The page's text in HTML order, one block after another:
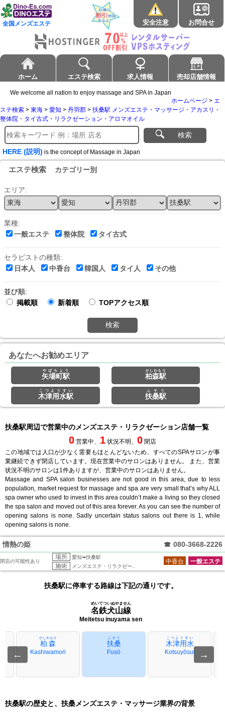
全国メンズエステ 安全注意 お問合せ
ホーム エステ検索 求人情報 売却店舗情報
We welcome all nation to enjoy massage and SPA in Japan
ホームページ > エ
ステ検索 > 東海 > 愛知 > 丹羽郡 > 扶桑駅 メンズエステ・マッサージ・アカスリ・
整体院・タイ古式・リラクゼーション・アロマオイル
検索
HERE (説明) is the concept of Massage in Japan
エステ検索 カテゴリー別
エリア:
業種:
一般エステ
整体院 タイ古式
セラピストの種類:
日本人
中香台 韓国人 タイ人 その他
並び順:
掲載順
新着順 TOPアクセス順
検索
あなたへお勧めエリア
矢場町駅
やばちょう
柏森駅
かしわもり
木津用水駅
こつようすい
扶桑駅
ふそう
扶桑駅周辺で営業中のメンズエステ・リラクゼーション店舗一覧
0 営業中、 1 状況不明、 0 閉店
この地域では人口が少なく需要もほとんどないため、すべてのSPAサロンが事
業継続できず閉店しています。現在営業中のサロンはありません。 また、営業
状況不明のサロンは1件ありますが、営業中のサロンはありません。
Massage and SPA salon businesses are not good in this area, due to less
population, market request for massage and spa are very small that’s why ALL
spa owner who used to invest in this area couldn’t make a living so they closed
the spa salon and moved out of this area forever. As you can see the number of
opening salons is none. Sadly uncertain status salons out there is 1, while
opening salons is none.
情熱の姫 ☎ 080-3668-2226
閉店の可能性あり
場所 愛知➠扶桑駅
施術 メンズエステ・リラクゼー..
一般エステ
中香台
扶桑駅に停車する路線は下記の通りです。
名鉄犬山線
めいてついぬやません
Meitetsu inuyama sen
←
柏森
かしわもり
Kashiwamori
扶桑
ふそう
Fusō
木津用水
こつようすい
Kotsuyōsui →
扶桑駅の歴史と、扶桑メンズエステ・マッサージ業界の背景